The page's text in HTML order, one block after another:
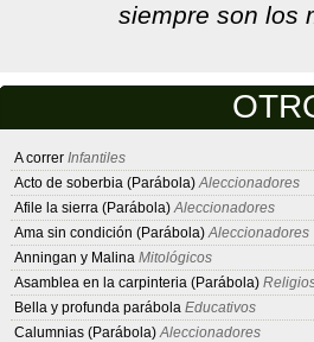
siempre son los
A correr Infantiles
Acto de soberbia (Parábola)Aleccionadores
Afile la sierra (Parábola)Aleccionadores
Ama sin condición (Parábola)Aleccionadores
Anningan y Malina Mitológicos
Asamblea en la carpinteria (Parábola)
Bella y profunda parábola Educativos
Calumnias (Parábola)Aleccionadores